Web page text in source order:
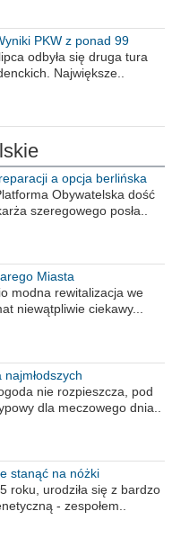
PKW z ponad 99
odbyła się druga tura
Największe..
a opcja berlińska
Obywatelska dość
szeregowego posła..
Miasta
modna rewitalizacja we
niewątpliwie ciekawy...
nie rozpieszcza, pod
dla meczowego dnia..
stanąć na nóżki
roku, urodziła się z bardzo
- zespołem..